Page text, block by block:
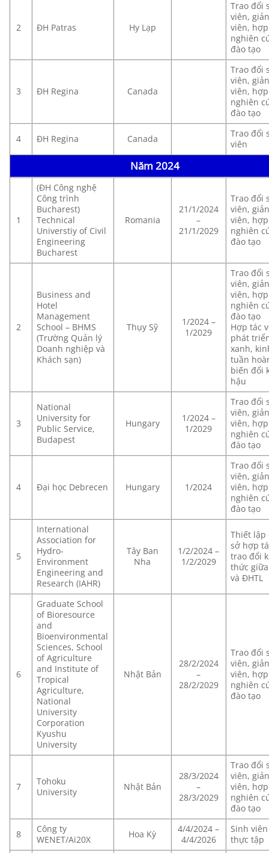
2 ĐH Patras Hy Lạp
Trao đổi
viên,
viên,
nghiên
đào tạo
3 ĐH Regina Canada
Trao đổi
viên,
viên,
nghiên
đào tạo
4 ĐH Regina Canada
Trao đổi
viên
Năm 2024
1
(ĐH Công nghệ
Công trình
Bucharest)
Technical
Universtiy of Civil
Engineering
Bucharest
Romania
21/1/2024
–
21/1/2029
Trao đổi
viên,
viên,
nghiên
đào tạo
2
Business and
Hotel
Management
School – BHMS
(Trường Quản lý
Doanh nghiệp và
Khách sạn)
Thụy Sỹ
1/2024 –
1/2029
Trao đổi
viên,
viên,
nghiên
đào tạo
Hợp tác
phát
xanh,
tuần
biến đổi
hậu
3
National
University for
Public Service,
Budapest
Hungary
1/2024 –
1/2029
Trao đổi
viên,
viên,
nghiên
đào tạo
4 Đại học Debrecen Hungary 1/2024
Trao đổi
viên,
viên,
nghiên
đào tạo
5
International
Association for
Hydro-
Environment
Engineering and
Research (IAHR)
Tây Ban
Nha
1/2/2024 –
1/2/2029
Thiết lập
sở hợp
trao đổi
thức
và ĐHTL
6
Graduate School
of Bioresource
and
Bioenvironmental
Sciences, School
of Agriculture
and Institute of
Tropical
Agriculture,
National
University
Corporation
Kyushu
University
Nhật Bản
28/2/2024
–
28/2/2029
Trao đổi
viên,
viên,
nghiên
đào tạo
7
Tohoku
University
Nhật Bản
28/3/2024
–
28/3/2029
Trao đổi
viên,
viên,
nghiên
đào tạo
8
Công ty
WENET/Ai20X
Hoa Kỳ
4/4/2024 –
4/4/2026
Sinh
thực tập